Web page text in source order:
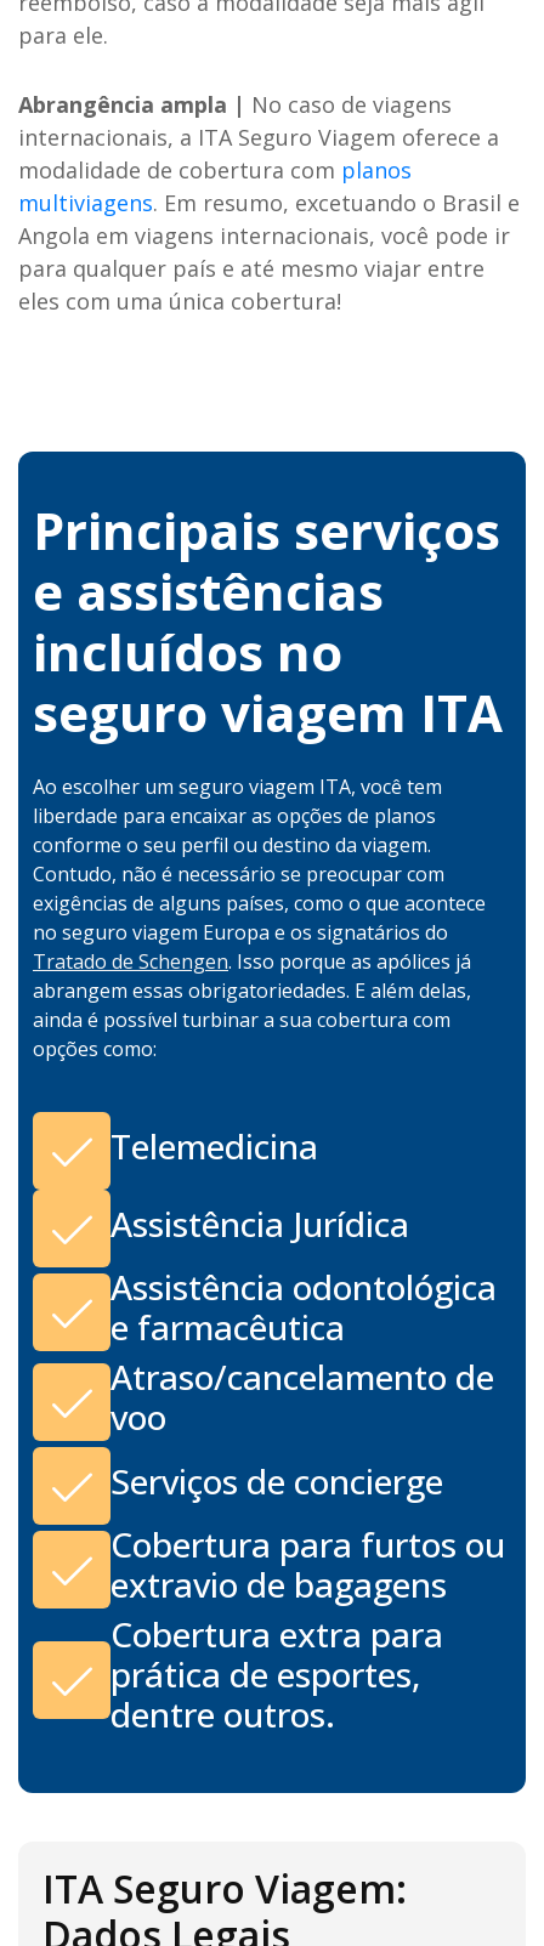
para ele.
Abrangência ampla | No caso de viagens
internacionais, a ITA Seguro Viagem oferece a
modalidade de cobertura com planos
multiviagens. Em resumo, excetuando o Brasil e
Angola em viagens internacionais, você pode ir
para qualquer país e até mesmo viajar entre
eles com uma única cobertura!
Principais serviços
e assistências
incluídos no
seguro viagem ITA
Ao escolher um seguro viagem ITA, você tem
liberdade para encaixar as opções de planos
conforme o seu perfil ou destino da viagem.
Contudo, não é necessário se preocupar com
exigências de alguns países, como o que acontece
no seguro viagem Europa e os signatários do
Tratado de Schengen. Isso porque as apólices já
abrangem essas obrigatoriedades. E além delas,
ainda é possível turbinar a sua cobertura com
opções como:
Telemedicina
Assistência Jurídica
Assistência odontológica
e farmacêutica
Atraso/cancelamento de
voo
Serviços de concierge
Cobertura para furtos ou
extravio de bagagens
Cobertura extra para
prática de esportes,
dentre outros.
ITA Seguro Viagem:
Dados Legais